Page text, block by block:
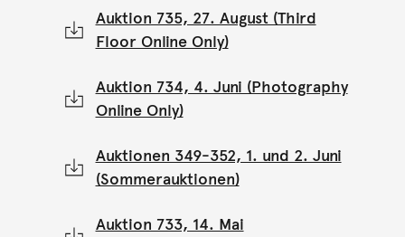
Auktion 735, 27. August (Third
Floor Online Only)
Auktion 734, 4. Juni (Photography
Online Only)
Auktionen 349-352, 1. und 2. Juni
(Sommerauktionen)
Auktion 733, 14. Mai